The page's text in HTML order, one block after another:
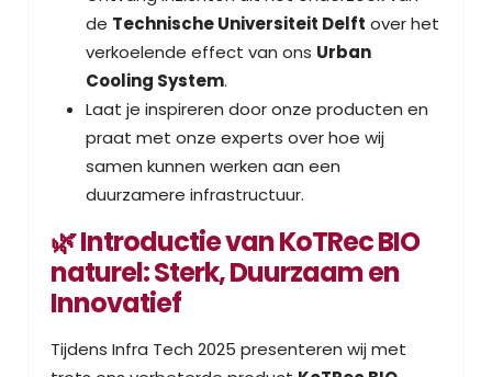
de Technische Universiteit Delft over het
verkoelende effect van ons Urban
Cooling System.
Laat je inspireren door onze producten en
praat met onze experts over hoe wij
samen kunnen werken aan een
duurzamere infrastructuur.
🌿 Introductie van KoTRec BIO
naturel: Sterk, Duurzaam en
Innovatief
Tijdens Infra Tech 2025 presenteren wij met